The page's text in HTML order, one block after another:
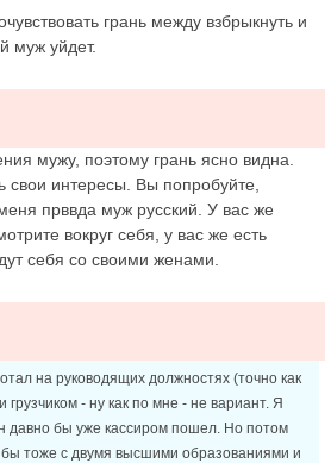
грань между взбрыкнуть и
муж уйдет.
мужу, поэтому грань ясно видна.
свои интересы. Вы попробуйте,
прввда муж русский. У вас же
вокруг себя, у вас же есть
себя со своими женами.
на руководящих должностях (точно как
- ну как по мне - не вариант. Я
давно бы уже кассиром пошел. Но потом
тоже с двумя высшими образованиями и